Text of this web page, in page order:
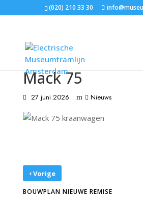
(020) 210 33 30
Mack 75
27 juni 2026 Nieuws
‹Vorige
BOUWPLAN NIEUWE REMISE